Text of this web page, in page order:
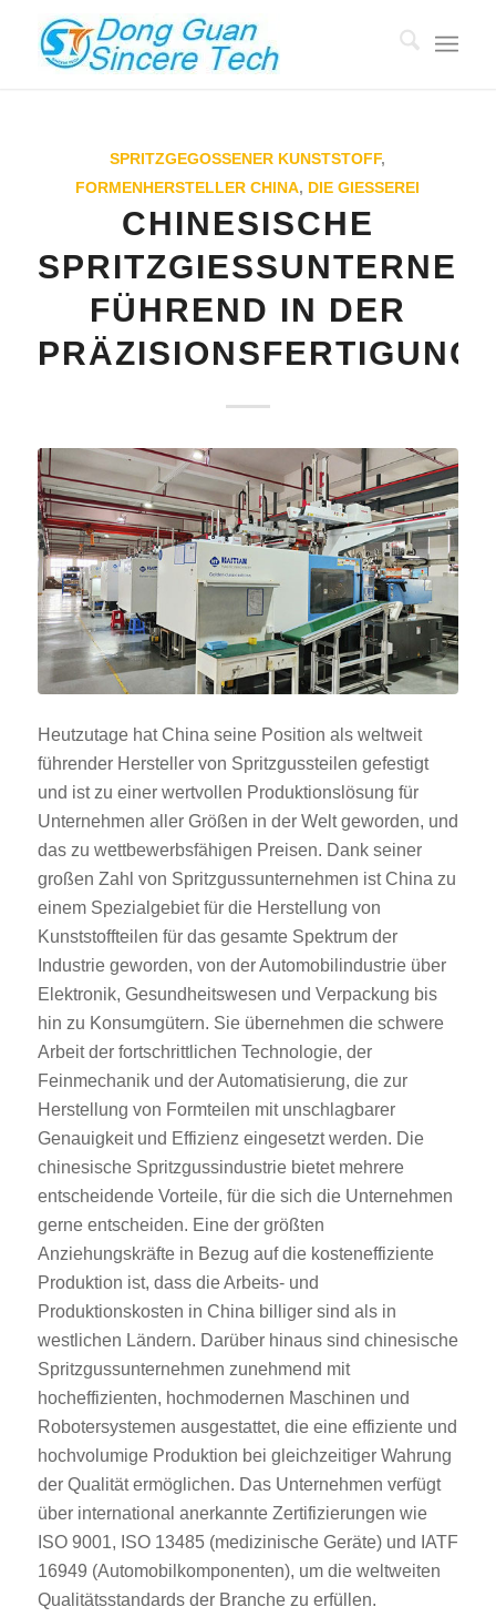
SPRITZGEGOSSENER KUNSTSTOFF,
FORMENHERSTELLER CHINA, DIE GIESSEREI
CHINESISCHE
ÜHREND IN DER P
RÄZISIONSFERTIGUNG
Heutzutage hat China seine Position als weltweit
führender Hersteller von Spritzgussteilen gefestigt
und ist zu einer wertvollen Produktionslösung für
Unternehmen aller Größen in der Welt geworden, und
das zu wettbewerbsfähigen Preisen. Dank seiner
großen Zahl von Spritzgussunternehmen ist China zu
einem Spezialgebiet für die Herstellung von
Kunststoffteilen für das gesamte Spektrum der
Industrie geworden, von der Automobilindustrie über
Elektronik, Gesundheitswesen und Verpackung bis
hin zu Konsumgütern. Sie übernehmen die schwere
Arbeit der fortschrittlichen Technologie, der
Feinmechanik und der Automatisierung, die zur
Herstellung von Formteilen mit unschlagbarer
Genauigkeit und Effizienz eingesetzt werden. Die
chinesische Spritzgussindustrie bietet mehrere
entscheidende Vorteile, für die sich die Unternehmen
gerne entscheiden. Eine der größten
Anziehungskräfte in Bezug auf die kosteneffiziente
Produktion ist, dass die Arbeits- und
Produktionskosten in China billiger sind als in
westlichen Ländern. Darüber hinaus sind chinesische
Spritzgussunternehmen zunehmend mit
hocheffizienten, hochmodernen Maschinen und
Robotersystemen ausgestattet, die eine effiziente und
hochvolumige Produktion bei gleichzeitiger Wahrung
der Qualität ermöglichen. Das Unternehmen verfügt
über international anerkannte Zertifizierungen wie
ISO 9001, ISO 13485 (medizinische Geräte) und IATF
16949 (Automobilkomponenten), um die weltweiten
Qualitätsstandards der Branche zu erfüllen.